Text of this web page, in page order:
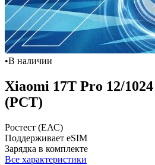
•В наличии
Xiaomi 17T Pro 12/
(РСТ)
Ростест (ЕАС)
Поддерживает eSIM
Зарядка в комплекте
Все характеристики